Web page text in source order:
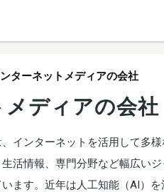
ターネットメディアの会社
ディアの会社
インターネットを活用して多
活情報、専門分野など幅広い
ます。近年は人工知能（AI）